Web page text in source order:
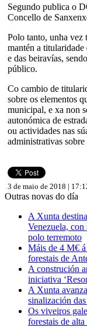
Segundo publica o
Concello de
Polo tanto, unha vez
mantén a
e das beiravías,
público.
Co cambio de
sobre os elementos
municipal, e xa non
autonómica de
ou actividades nas
administrativas
3 de maio de 2018 |
Outras novas do día
A Xunta
Venezuela, con
polo terremoto
Máis de 4 M€
forestais de
A construción
iniciativa
A Xunta
sinalización
Os viveiros
forestais de